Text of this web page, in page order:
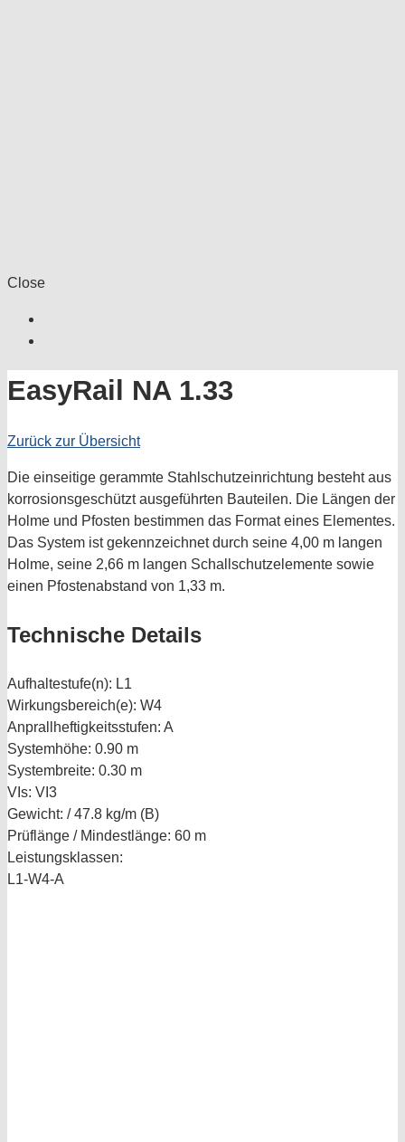
Close
EasyRail NA 1.33
Zurück zur Übersicht
Die einseitige gerammte Stahlschutzeinrichtung besteht aus
korrosionsgeschützt ausgeführten Bauteilen. Die Längen der
Holme und Pfosten bestimmen das Format eines Elementes.
Das System ist gekennzeichnet durch seine 4,00 m langen
Holme, seine 2,66 m langen Schallschutzelemente sowie
einen Pfostenabstand von 1,33 m.
Technische Details
Aufhaltestufe(n): L1
Wirkungsbereich(e): W4
Anprallheftigkeitsstufen: A
Systemhöhe: 0.90 m
Systembreite: 0.30 m
VIs: VI3
Gewicht: / 47.8 kg/m (B)
Prüflänge / Mindestlänge: 60 m
Leistungsklassen:
L1-W4-A